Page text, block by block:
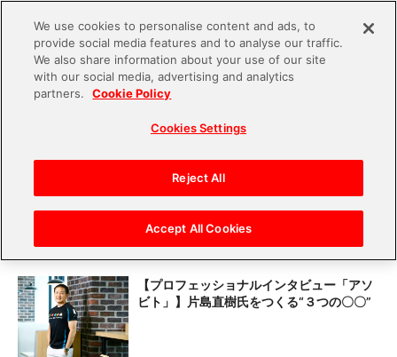
各分野のプロフェッショナルが活躍するバンダイナムコ
エンターテイメント。そのプロたちの真髄を”3つの要
素”から紐解いていきます。
【プロフェッショナルインタビュー「アソ
ビト」】片島直樹氏をつくる“３つの〇〇”
We use cookies to personalise content and ads, to
provide social media features and to analyse our traffic.
We also share information about your use of our site
with our social media, advertising and analytics
partners.
Cookie Policy
Cookies Settings
Reject All
Accept All Cookies